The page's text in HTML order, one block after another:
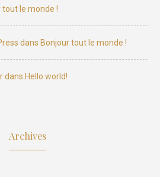
tout le monde !
dans Bonjour tout le monde !
dans Hello world!
Archives